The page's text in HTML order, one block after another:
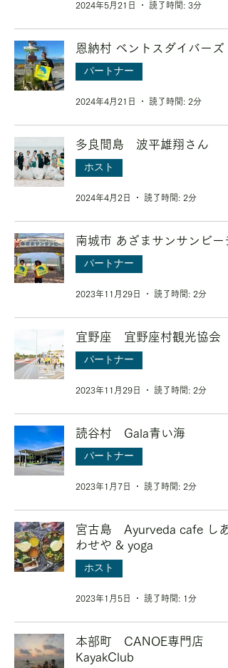
2024年5月21日 読了時間: 3分
恩納村 ベントスダイバーズ
パートナー
2024年4月21日 読了時間: 2分
多良間島 波平雄翔さん
ホスト
2024年4月2日 読了時間: 2分
南城市 あざまサンサンビー
パートナー
2023年11月29日 読了時間: 2分
宜野座 宜野座村観光協会
パートナー
2023年11月29日 読了時間: 2分
読谷村 Gala青い海
パートナー
2023年1月7日 読了時間: 2分
宮古島 Ayurveda cafe しあ
わせや & yoga
ホスト
2023年1月5日 読了時間: 1分
本部町 CANOE専門店
KayakClub